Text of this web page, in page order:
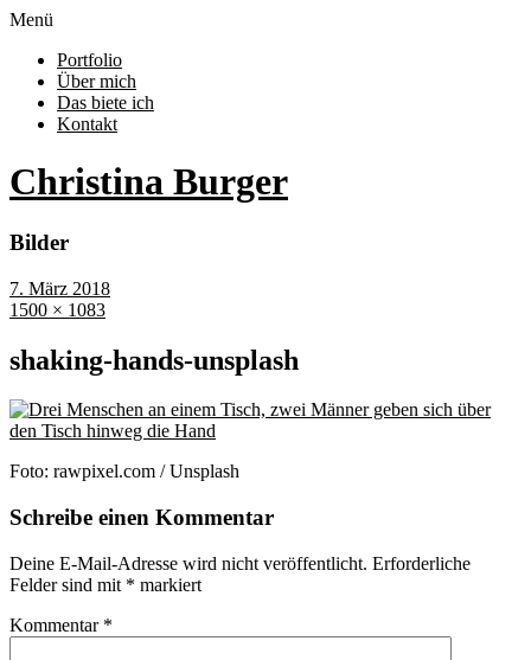
Menü
Portfolio
Über mich
Das biete ich
Kontakt
Christina Burger
Bilder
7. März 2018
1500 × 1083
shaking-hands-unsplash
Foto: rawpixel.com / Unsplash
Schreibe einen Kommentar
Deine E-Mail-Adresse wird nicht veröffentlicht. Erforderliche
Felder sind mit * markiert
Kommentar *